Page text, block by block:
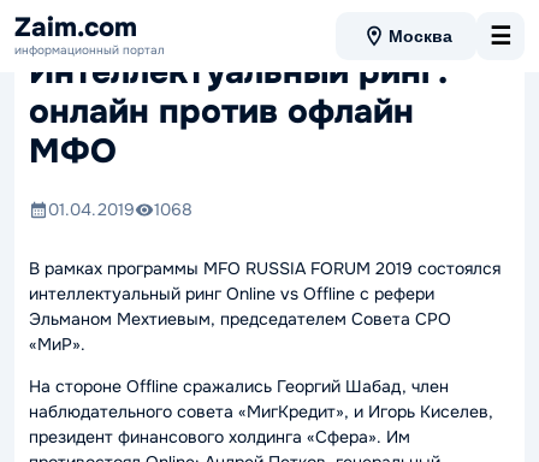
Zaim.com
информационный портал
Москва ☰
Интеллектуальный ринг:
онлайн против офлайн
МФО
01.04.2019 1068
В рамках программы MFO RUSSIA FORUM 2019 состоялся
интеллектуальный ринг Online vs Offline с рефери
Эльманом Мехтиевым, председателем Совета СРО
«МиР».
На стороне Offline сражались Георгий Шабад, член
наблюдательного совета «МигКредит», и Игорь Киселев,
президент финансового холдинга «Сфера». Им